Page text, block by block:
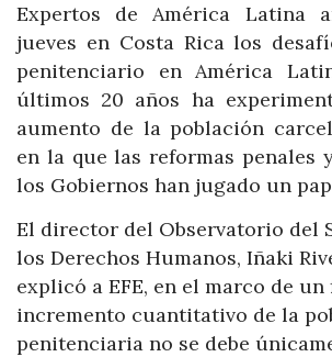
Expertos de América Latina
jueves en Costa Rica los
penitenciario en América
últimos 20 años ha
aumento de la población
en la que las reformas penales
los Gobiernos han jugado un
El director del Observatorio del
los Derechos Humanos, Iñaki
explicó a EFE, en el marco de un
incremento cuantitativo de la
penitenciaria no se debe